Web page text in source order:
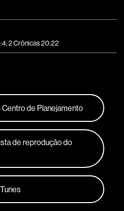
2 Crônicas 20:22
Centro de Planejamento
de reprodução do